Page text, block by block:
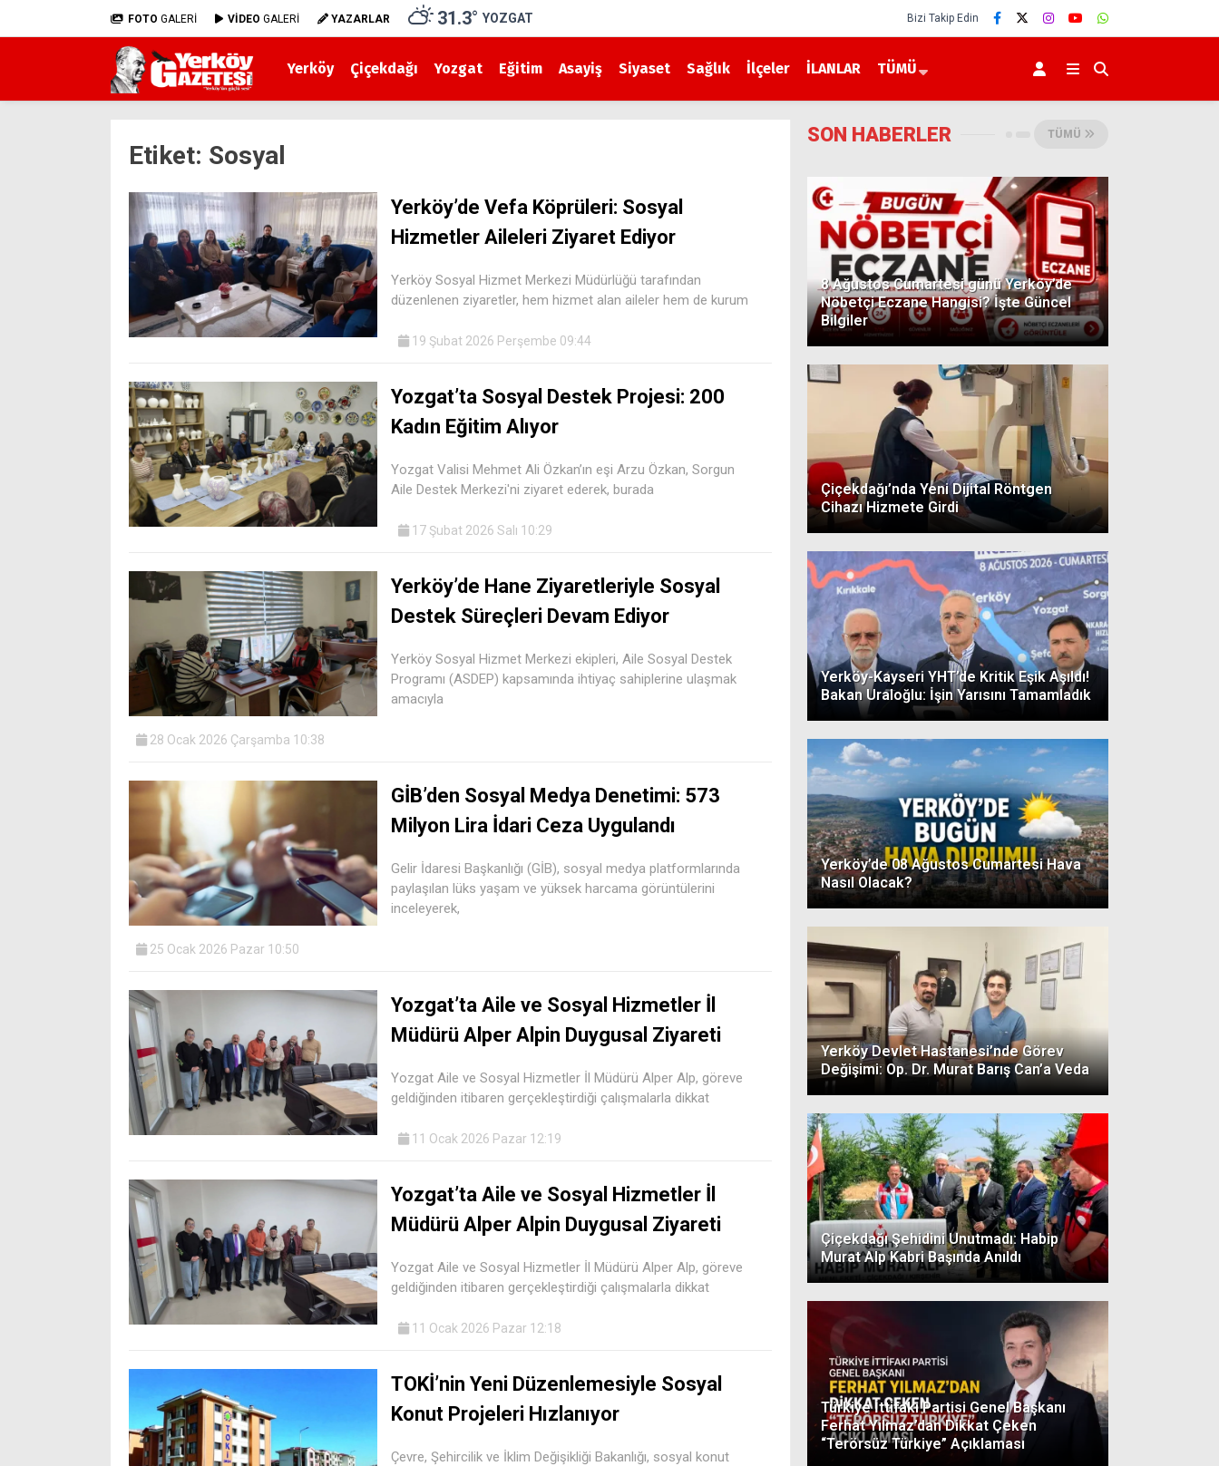
FOTO GALERİ VİDEO GALERİ YAZARLAR 31.3° YOZGAT Bizi Takip Edin
Yerköy Çiçekdağı Yozgat Eğitim Asayiş Siyaset Sağlık İlçeler İLANLAR TÜMÜ
Etiket: Sosyal
Yerköy’de Vefa Köprüleri: Sosyal
Hizmetler Aileleri Ziyaret Ediyor
Yerköy Sosyal Hizmet Merkezi Müdürlüğü tarafından
düzenlenen ziyaretler, hem hizmet alan aileler hem de kurum
19 Şubat 2026 Perşembe 09:44
Yozgat’ta Sosyal Destek Projesi: 200
Kadın Eğitim Alıyor
Yozgat Valisi Mehmet Ali Özkan’ın eşi Arzu Özkan, Sorgun
Aile Destek Merkezi'ni ziyaret ederek, burada
17 Şubat 2026 Salı 10:29
Yerköy’de Hane Ziyaretleriyle Sosyal
Destek Süreçleri Devam Ediyor
Yerköy Sosyal Hizmet Merkezi ekipleri, Aile Sosyal Destek
Programı (ASDEP) kapsamında ihtiyaç sahiplerine ulaşmak
amacıyla
28 Ocak 2026 Çarşamba 10:38
GİB’den Sosyal Medya Denetimi: 573
Milyon Lira İdari Ceza Uygulandı
Gelir İdaresi Başkanlığı (GİB), sosyal medya platformlarında
paylaşılan lüks yaşam ve yüksek harcama görüntülerini
inceleyerek,
25 Ocak 2026 Pazar 10:50
Yozgat’ta Aile ve Sosyal Hizmetler İl
Müdürü Alper Alpin Duygusal Ziyareti
Yozgat Aile ve Sosyal Hizmetler İl Müdürü Alper Alp, göreve
geldiğinden itibaren gerçekleştirdiği çalışmalarla dikkat
11 Ocak 2026 Pazar 12:19
Yozgat’ta Aile ve Sosyal Hizmetler İl
Müdürü Alper Alpin Duygusal Ziyareti
Yozgat Aile ve Sosyal Hizmetler İl Müdürü Alper Alp, göreve
geldiğinden itibaren gerçekleştirdiği çalışmalarla dikkat
11 Ocak 2026 Pazar 12:18
TOKİ’nin Yeni Düzenlemesiyle Sosyal
Konut Projeleri Hızlanıyor
Çevre, Şehircilik ve İklim Değişikliği Bakanlığı, sosyal konut
SON HABERLER TÜMÜ
8 Ağustos Cumartesi günü Yerköy’de
Nöbetçi Eczane Hangisi? İşte Güncel
Bilgiler
Çiçekdağı’nda Yeni Dijital Röntgen
Cihazı Hizmete Girdi
Yerköy-Kayseri YHT’de Kritik Eşik Aşıldı!
Bakan Uraloğlu: İşin Yarısını Tamamladık
Yerköy’de 08 Ağustos Cumartesi Hava
Nasıl Olacak?
Yerköy Devlet Hastanesi’nde Görev
Değişimi: Op. Dr. Murat Barış Can’a Veda
Çiçekdağı Şehidini Unutmadı: Habip
Murat Alp Kabri Başında Anıldı
Türkiye İttifakı Partisi Genel Başkanı
Ferhat Yılmaz’dan Dikkat Çeken
“Terörsüz Türkiye” Açıklaması